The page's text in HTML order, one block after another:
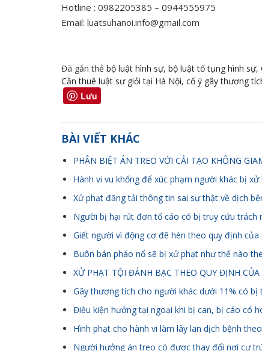
Hotline : 0982205385 – 0944555975
Email: luatsuhanoi.info@gmail.com
Đã gắn thẻ bộ luật hình sự, bộ luật tố tụng hình sự,
Cần thuê luật sư giỏi tại Hà Nội, cố ý gây thương
Lưu
BÀI VIẾT KHÁC
PHÂN BIỆT ÁN TREO VỚI CẢI TẠO KHÔNG
Hành vi vu khống để xúc phạm người khác bị xử
Xử phạt đăng tải thông tin sai sự thật về dịch
Người bị hại rút đơn tố cáo có bị truy cứu trách
Giết người vì động cơ đê hèn theo quy định của
Buôn bán pháo nổ sẽ bị xử phạt như thế nào
XỬ PHẠT TỘI ĐÁNH BẠC THEO QUY ĐỊNH CỦA
Gây thương tích cho người khác dưới 11% có bị
Điều kiện hưởng tại ngoại khi bị can, bị cáo có
Hình phạt cho hành vi làm lây lan dịch bệnh
Người hưởng án treo có được thay đổi nơi cư